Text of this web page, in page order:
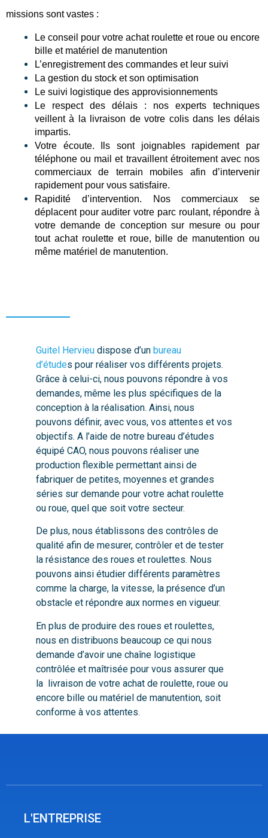
missions sont vastes :
Le conseil pour votre achat roulette et roue ou encore
bille et matériel de manutention
L’enregistrement des commandes et leur suivi
La gestion du stock et son optimisation
Le suivi logistique des approvisionnements
Le respect des délais : nos experts techniques
veillent à la livraison de votre colis dans les délais
impartis.
Votre écoute. Ils sont joignables rapidement par
téléphone ou mail et travaillent étroitement avec nos
commerciaux de terrain mobiles afin d’intervenir
rapidement pour vous satisfaire.
Rapidité d’intervention. Nos commerciaux se
déplacent pour auditer votre parc roulant, répondre à
votre demande de conception sur mesure ou pour
tout achat roulette et roue, bille de manutention ou
même matériel de manutention.
Guitel Hervieu dispose d’un bureau
d’études pour réaliser vos différents projets.
Grâce à celui-ci, nous pouvons répondre à vos
demandes, même les plus spécifiques de la
conception à la réalisation. Ainsi, nous
pouvons définir, avec vous, vos attentes et vos
objectifs. A l’aide de notre bureau d’études
équipé CAO, nous pouvons réaliser une
production flexible permettant ainsi de
fabriquer de petites, moyennes et grandes
séries sur demande pour votre achat roulette
ou roue, quel que soit votre secteur.
De plus, nous établissons des contrôles de
qualité afin de mesurer, contrôler et de tester
la résistance des roues et roulettes. Nous
pouvons ainsi étudier différents paramètres
comme la charge, la vitesse, la présence d’un
obstacle et répondre aux normes en vigueur.
En plus de produire des roues et roulettes,
nous en distribuons beaucoup ce qui nous
demande d’avoir une chaîne logistique
contrôlée et maîtrisée pour vous assurer que
la livraison de votre achat de roulette, roue ou
encore bille ou matériel de manutention, soit
conforme à vos attentes.
L'ENTREPRISE